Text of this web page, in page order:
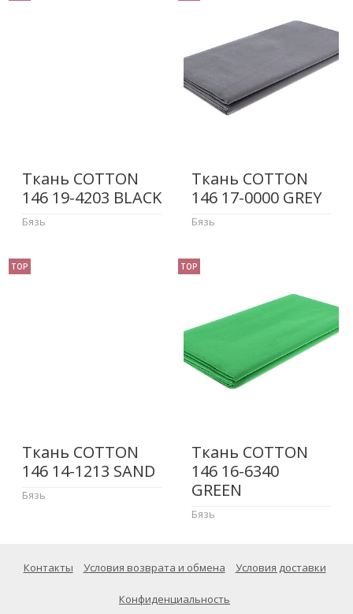
Ткань COTTON
146 19-4203 BLACK
Бязь
Ткань COTTON
146 17-0000 GREY
Бязь
TOP
Ткань COTTON
146 14-1213 SAND
Бязь
TOP
Ткань COTTON
146 16-6340
GREEN
Бязь
Контакты Условия возврата и обмена Условия доставки
Конфиденциальность